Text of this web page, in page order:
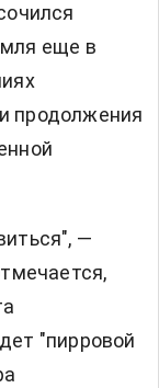
еще в
продолжения
—
"пирровой